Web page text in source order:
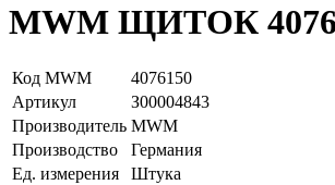
MWM ЩИТОК
Код MWM
4076150
Артикул
З00004843
Производитель MWM
Производство
Германия
Ед. измерения
Штука